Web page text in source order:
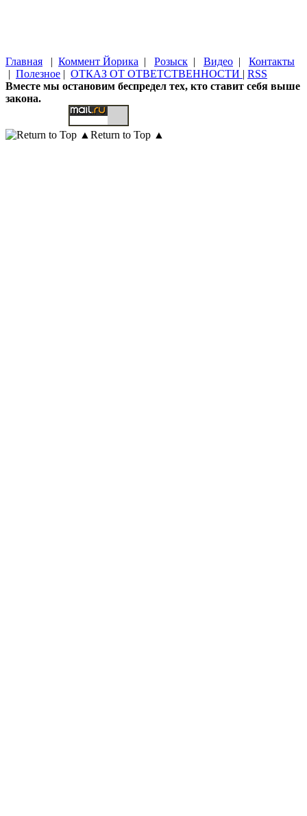
Главная | Коммент Йорика | Розыск | Видео | Контакты
| Полезное | ОТКАЗ ОТ ОТВЕТСТВЕННОСТИ | RSS
Вместе мы остановим беспредел тех, кто ставит себя выше
закона.
Return to Top ▲